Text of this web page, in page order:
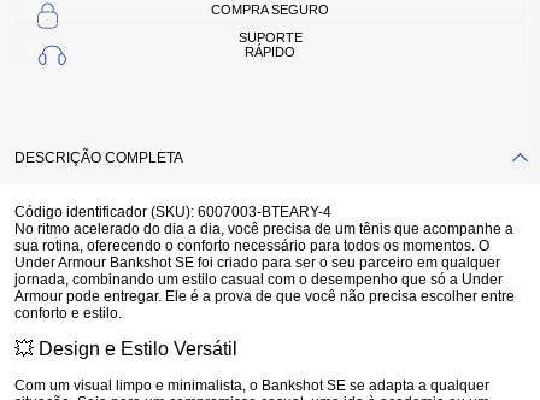
COMPRA SEGURO
SUPORTE
RÁPIDO
DESCRIÇÃO COMPLETA
Código identificador (SKU): 6007003-BTEARY-4
No ritmo acelerado do dia a dia, você precisa de um tênis que acompanhe a
sua rotina, oferecendo o conforto necessário para todos os momentos. O
Under Armour Bankshot SE foi criado para ser o seu parceiro em qualquer
jornada, combinando um estilo casual com o desempenho que só a Under
Armour pode entregar. Ele é a prova de que você não precisa escolher entre
conforto e estilo.
💥 Design e Estilo Versátil
Com um visual limpo e minimalista, o Bankshot SE se adapta a qualquer